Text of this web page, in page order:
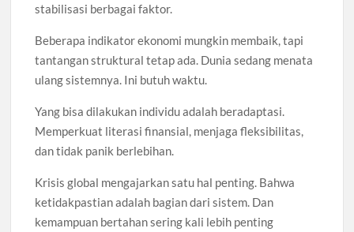
stabilisasi berbagai faktor.
Beberapa indikator ekonomi mungkin membaik, tapi
tantangan struktural tetap ada. Dunia sedang menata
ulang sistemnya. Ini butuh waktu.
Yang bisa dilakukan individu adalah beradaptasi.
Memperkuat literasi finansial, menjaga fleksibilitas,
dan tidak panik berlebihan.
Krisis global mengajarkan satu hal penting. Bahwa
ketidakpastian adalah bagian dari sistem. Dan
kemampuan bertahan sering kali lebih penting